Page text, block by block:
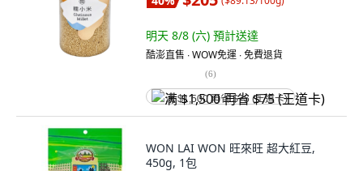
明天 8/8 (六) 預計送達
酷澎直售 ∙ WOW免運 ∙ 免費退貨
(6)
满 $1,500 再省 $75 (王道卡)
WON LAI WON 旺來旺 超大紅豆,
450g, 1包